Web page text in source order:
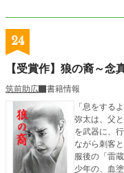
24
【受賞作】狼の裔～念
筑前助広
書籍情報
「息をする
弥太は、父
を武器に、
ながら刺客
服後の「雷
少年の、血